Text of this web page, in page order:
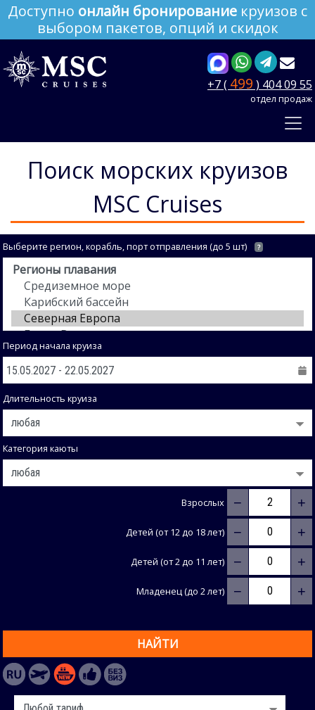
Доступно онлайн бронирование круизов с
выбором пакетов, опций и скидок
+7 ( 499 ) 404 09 55
отдел продаж
Поиск морских круизов
MSC Cruises
Выберите регион, корабль, порт отправления (до 5 шт) ?
Период начала круиза
Длительность круиза
Категория каюты
Взрослых − +
Детей (от 12 до 18 лет) − +
Детей (от 2 до 11 лет) − +
Младенец (до 2 лет) − +
НАЙТИ